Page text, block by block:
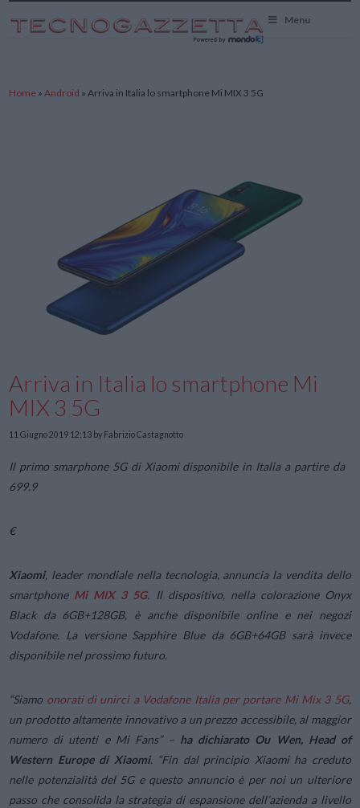
Menu
Home »Android »Arriva in Italia lo smartphone Mi MIX 3 5G
Arriva in Italia lo smartphone Mi
MIX 3 5G
11 Giugno 2019 12:13 by Fabrizio Castagnotto
Il primo smarphone 5G di Xiaomi disponibile in Italia a partire da
699.9
€
Xiaomi, leader mondiale nella tecnologia, annuncia la vendita dello
smartphoneMi MIX 3 5G. Il dispositivo, nella colorazione Onyx
Black da 6GB+128GB, è anche disponibile online e nei negozi
Vodafone. La versione Sapphire Blue da 6GB+64GB sarà invece
disponibile nel prossimo futuro.
“Siamo onorati di unirci a Vodafone Italia per portare Mi Mix 3 5G,
un prodotto altamente innovativo a un prezzo accessibile, al maggior
numero di utenti e Mi Fans” – ha dichiarato Ou Wen, Head of
Western Europe di Xiaomi. “Fin dal principio Xiaomi ha creduto
nelle potenzialità del 5G e questo annuncio è per noi un ulteriore
passo che consolida la strategia di espansione dell’azienda a livello